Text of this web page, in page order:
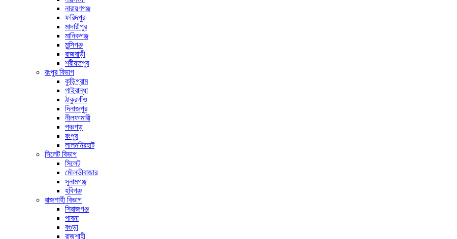
নারায়ণগঞ্জ
ফরিদপুর
মাদারীপুর
মানিকগঞ্জ
মুন্সিগঞ্জ
রাজবাড়ী
শরীয়তপুর
রংপুর বিভাগ
কুড়িগ্রাম
গাইবান্ধা
ঠাকুরগাঁও
দিনাজপুর
নীলফামারী
পঞ্চগড়
রংপুর
লালমনিরহাট
সিলেট বিভাগ
সিলেট
মৌলভীবাজার
সুনামগঞ্জ
হবিগঞ্জ
রাজশাহী বিভাগ
সিরাজগঞ্জ
পাবনা
বগুড়া
রাজশাহী